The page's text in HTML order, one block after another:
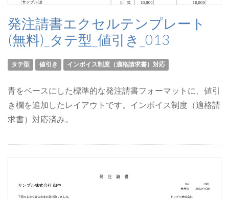
発注請書エクセルテンプレート
(無料)_タテ型_値引き_013
タテ型 値引き インボイス制度（適格請求書）対応
青をベースにした標準的な発注請書フォーマットに、値引
き欄を追加したレイアウトです。インボイス制度（適格請
求書）対応済み。